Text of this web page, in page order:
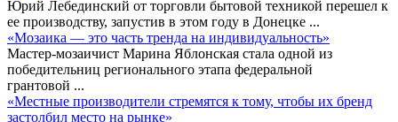
Юрий Лебединский от торговли бытовой техникой перешел к
ее производству, запустив в этом году в Донецке ...
«Мозаика — это часть тренда на индивидуальность»
Мастер-мозаичист Марина Яблонская стала одной из
победительниц регионального этапа федеральной
грантовой ...
«Местные производители стремятся к тому, чтобы их бренд
застолбил место на рынке»